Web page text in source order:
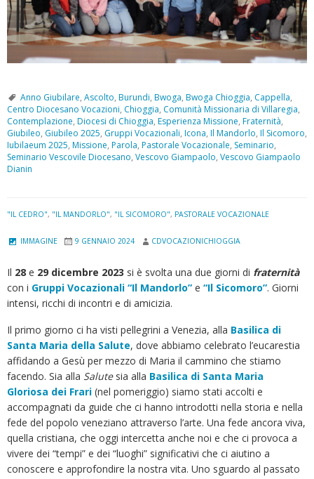
Anno Giubilare, Ascolto, Burundi, Bwoga, Bwoga Chioggia, Cappella,
Centro Diocesano Vocazioni, Chioggia, Comunità Missionaria di Villaregia,
Contemplazione, Diocesi di Chioggia, Esperienza Missione, Fraternità,
Giubileo, Giubileo 2025, Gruppi Vocazionali, Icona, Il Mandorlo, Il Sicomoro,
Iubilaeum 2025, Missione, Parola, Pastorale Vocazionale, Seminario,
Seminario Vescovile Diocesano, Vescovo Giampaolo, Vescovo Giampaolo
Dianin
"IL CEDRO", "IL MANDORLO", "IL SICOMORO", PASTORALE VOCAZIONALE
IMMAGINE 9 GENNAIO 2024 CDVOCAZIONICHIOGGIA
Il 28 e 29 dicembre 2023 si è svolta una due giorni di fraternità
con i Gruppi Vocazionali “Il Mandorlo” e “Il Sicomoro”. Giorni
intensi, ricchi di incontri e di amicizia.
Il primo giorno ci ha visti pellegrini a Venezia, alla Basilica di
Santa Maria della Salute, dove abbiamo celebrato l’eucarestia
affidando a Gesù per mezzo di Maria il cammino che stiamo
facendo. Sia alla Salutesia alla Basilica di Santa Maria
Gloriosa dei Frari (nel pomeriggio) siamo stati accolti e
accompagnati da guide che ci hanno introdotti nella storia e nella
fede del popolo veneziano attraverso l’arte. Una fede ancora viva,
quella cristiana, che oggi intercetta anche noi e che ci provoca a
vivere dei “tempi” e dei “luoghi” significativi che ci aiutino a
conoscere e approfondire la nostra vita. Uno sguardo al passato